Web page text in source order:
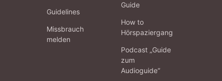
Guidelines
Missbrauch
melden
Guide
How to
Hörspaziergang
Podcast „Guide
zum
Audioguide“